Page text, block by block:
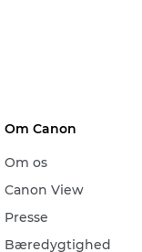
Om Canon
Om os
Canon View
Presse
Bæredygtighed